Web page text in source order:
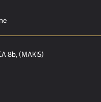
8b, (MAKIS)